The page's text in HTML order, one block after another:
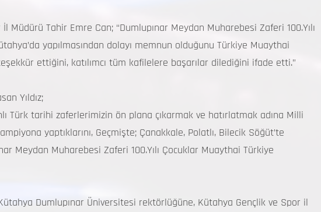
Tahir Emre Can; “Dumlupınar Meydan Muharebesi Zaferi 100.Yılı
yapılmasından dolayı memnun olduğunu Türkiye Muaythai
ettiğini, katılımcı tüm kafilelere başarılar dilediğini ifade etti.”
Yıldız;
Türk tarihi zaferlerimizin ön plana çıkarmak ve hatırlatmak adına Milli
yaptıklarını, Geçmişte; Çanakkale, Polatlı, Bilecik Söğüt’te
Meydan Muharebesi Zaferi 100.Yılı Çocuklar Muaythai Türkiye
Dumlupınar Üniversitesi rektörlüğüne, Kütahya Gençlik ve Spor il